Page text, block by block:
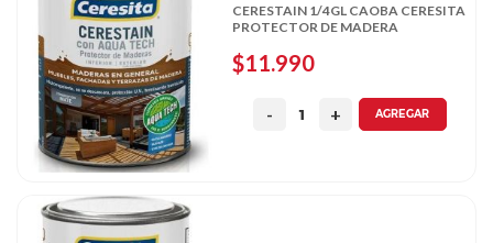
CERESTAIN 1/4GL CAOBA CERESITA
PROTECTOR DE MADERA
$11.990
AGREGAR